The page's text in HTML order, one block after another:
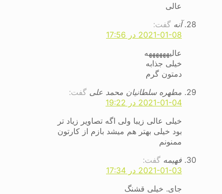
عالی
آنه گفت:
2021-01-08 در 17:56
عالیههههههه
خیلی جذابه
دمتون گرم
مطهره سلطانیان محمد علی گفت:
2021-01-04 در 19:22
خیلی عالی زیبا ولی اگه تصاویر زیاد تر
بود خیلی بهتر هم میشد بازم از کارتون
ممنونم
فهیمه گفت:
2021-01-03 در 17:34
جای. خیلی قشنگ ‌